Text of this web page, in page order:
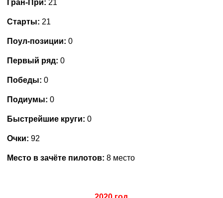
Гран-При: 21
Старты: 21
Поул-позиции: 0
Первый ряд: 0
Победы: 0
Подиумы: 0
Быстрейшие круги: 0
Очки: 92
Место в зачёте пилотов: 8 место